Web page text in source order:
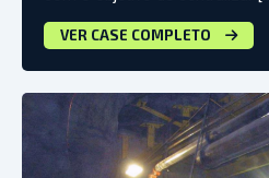
VER CASE COMPLETO